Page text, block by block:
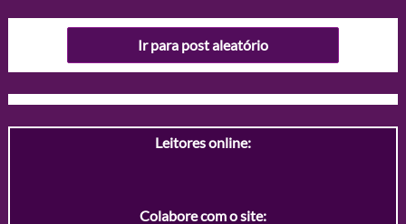
Ir para post aleatório
Leitores online:
Colabore com o site: